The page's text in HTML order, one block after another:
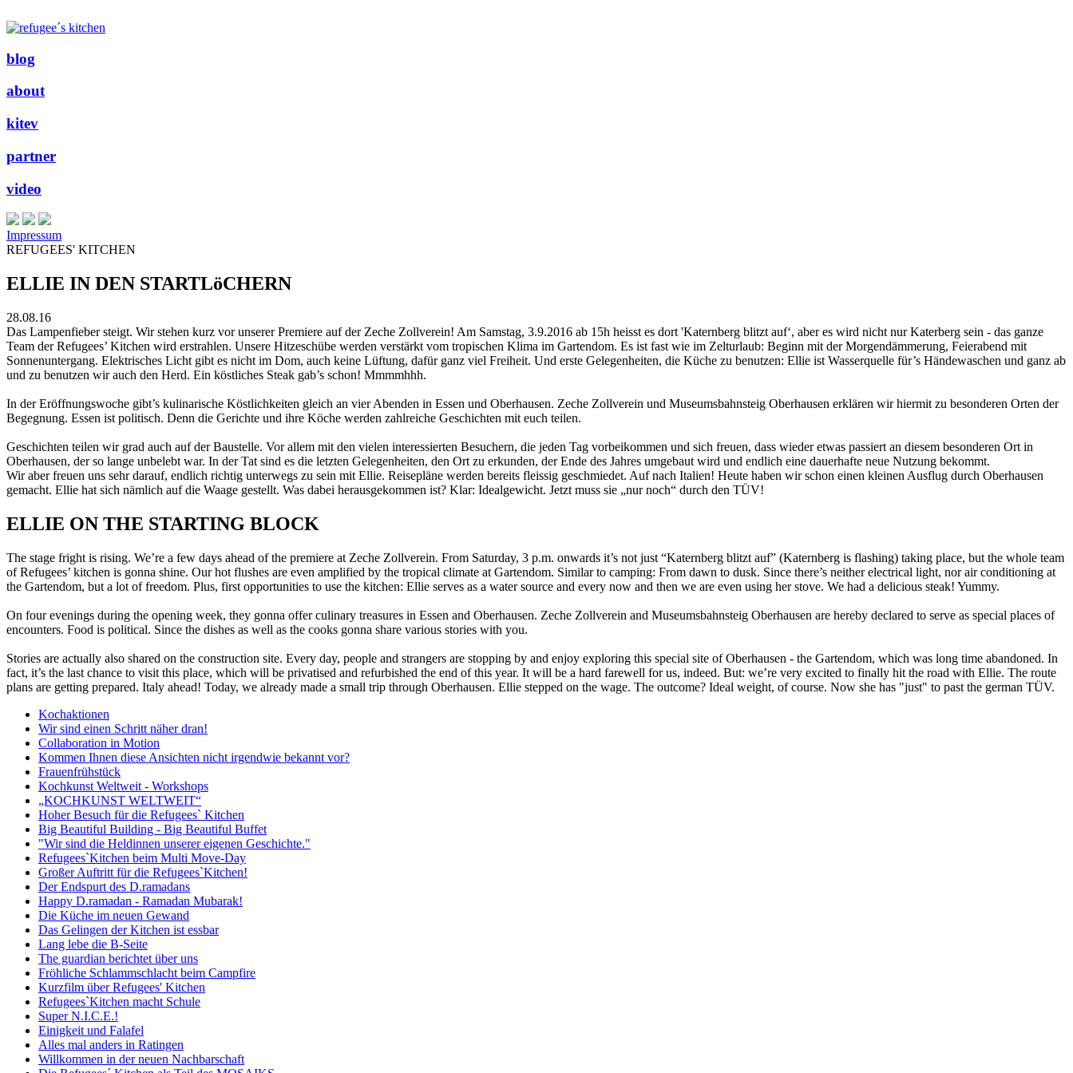
blog
about
kitev
partner
video
Impressum
REFUGEES' KITCHEN
ELLIE IN DEN STARTLöCHERN
28.08.16
Das Lampenfieber steigt. Wir stehen kurz vor unserer Premiere auf der Zeche Zollverein! Am Samstag, 3.9.2016 ab 15h heisst es dort 'Katernberg blitzt auf‘, aber es wird nicht nur Katerberg sein - das ganze
Team der Refugees’ Kitchen wird erstrahlen. Unsere Hitzeschübe werden verstärkt vom tropischen Klima im Gartendom. Es ist fast wie im Zelturlaub: Beginn mit der Morgendämmerung, Feierabend mit
Sonnenuntergang. Elektrisches Licht gibt es nicht im Dom, auch keine Lüftung, dafür ganz viel Freiheit. Und erste Gelegenheiten, die Küche zu benutzen: Ellie ist Wasserquelle für’s Händewaschen und ganz ab
und zu benutzen wir auch den Herd. Ein köstliches Steak gab’s schon! Mmmmhhh.
In der Eröffnungswoche gibt’s kulinarische Köstlichkeiten gleich an vier Abenden in Essen und Oberhausen. Zeche Zollverein und Museumsbahnsteig Oberhausen erklären wir hiermit zu besonderen Orten der
Begegnung. Essen ist politisch. Denn die Gerichte und ihre Köche werden zahlreiche Geschichten mit euch teilen.
Geschichten teilen wir grad auch auf der Baustelle. Vor allem mit den vielen interessierten Besuchern, die jeden Tag vorbeikommen und sich freuen, dass wieder etwas passiert an diesem besonderen Ort in
Oberhausen, der so lange unbelebt war. In der Tat sind es die letzten Gelegenheiten, den Ort zu erkunden, der Ende des Jahres umgebaut wird und endlich eine dauerhafte neue Nutzung bekommt.
Wir aber freuen uns sehr darauf, endlich richtig unterwegs zu sein mit Ellie. Reisepläne werden bereits fleissig geschmiedet. Auf nach Italien! Heute haben wir schon einen kleinen Ausflug durch Oberhausen
gemacht. Ellie hat sich nämlich auf die Waage gestellt. Was dabei herausgekommen ist? Klar: Idealgewicht. Jetzt muss sie „nur noch“ durch den TÜV!
ELLIE ON THE STARTING BLOCK
The stage fright is rising. We’re a few days ahead of the premiere at Zeche Zollverein. From Saturday, 3 p.m. onwards it’s not just “Katernberg blitzt auf” (Katernberg is flashing) taking place, but the whole team
of Refugees’ kitchen is gonna shine. Our hot flushes are even amplified by the tropical climate at Gartendom. Similar to camping: From dawn to dusk. Since there’s neither electrical light, nor air conditioning at
the Gartendom, but a lot of freedom. Plus, first opportunities to use the kitchen: Ellie serves as a water source and every now and then we are even using her stove. We had a delicious steak! Yummy.
On four evenings during the opening week, they gonna offer culinary treasures in Essen and Oberhausen. Zeche Zollverein and Museumsbahnsteig Oberhausen are hereby declared to serve as special places of
encounters. Food is political. Since the dishes as well as the cooks gonna share various stories with you.
Stories are actually also shared on the construction site. Every day, people and strangers are stopping by and enjoy exploring this special site of Oberhausen - the Gartendom, which was long time abandoned. In
fact, it’s the last chance to visit this place, which will be privatised and refurbished the end of this year. It will be a hard farewell for us, indeed. But: we’re very excited to finally hit the road with Ellie. The route
plans are getting prepared. Italy ahead! Today, we already made a small trip through Oberhausen. Ellie stepped on the wage. The outcome? Ideal weight, of course. Now she has "just" to past the german TÜV.
Kochaktionen
Wir sind einen Schritt näher dran!
Collaboration in Motion
Kommen Ihnen diese Ansichten nicht irgendwie bekannt vor?
Frauenfrühstück
Kochkunst Weltweit - Workshops
„KOCHKUNST WELTWEIT“
Hoher Besuch für die Refugees` Kitchen
Big Beautiful Building - Big Beautiful Buffet
"Wir sind die Heldinnen unserer eigenen Geschichte."
Refugees`Kitchen beim Multi Move-Day
Großer Auftritt für die Refugees`Kitchen!
Der Endspurt des D.ramadans
Happy D.ramadan - Ramadan Mubarak!
Die Küche im neuen Gewand
Das Gelingen der Kitchen ist essbar
Lang lebe die B-Seite
The guardian berichtet über uns
Fröhliche Schlammschlacht beim Campfire
Kurzfilm über Refugees' Kitchen
Refugees`Kitchen macht Schule
Super N.I.C.E.!
Einigkeit und Falafel
Alles mal anders in Ratingen
Willkommen in der neuen Nachbarschaft